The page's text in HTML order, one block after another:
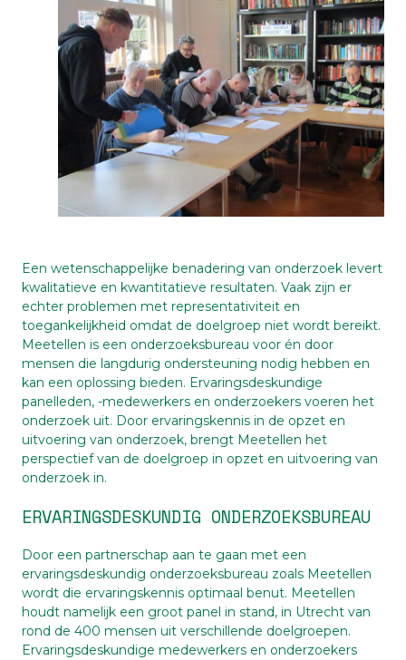
Een wetenschappelijke benadering van onderzoek levert
kwalitatieve en kwantitatieve resultaten. Vaak zijn er
echter problemen met representativiteit en
toegankelijkheid omdat de doelgroep niet wordt bereikt.
Meetellen is een onderzoeksbureau voor én door
mensen die langdurig ondersteuning nodig hebben en
kan een oplossing bieden. Ervaringsdeskundige
panelleden, -medewerkers en onderzoekers voeren het
onderzoek uit. Door ervaringskennis in de opzet en
uitvoering van onderzoek, brengt Meetellen het
perspectief van de doelgroep in opzet en uitvoering van
onderzoek in.
ERVARINGSDESKUNDIG ONDERZOEKSBUREAU
Door een partnerschap aan te gaan met een
ervaringsdeskundig onderzoeksbureau zoals Meetellen
wordt die ervaringskennis optimaal benut. Meetellen
houdt namelijk een groot panel in stand, in Utrecht van
rond de 400 mensen uit verschillende doelgroepen.
Ervaringsdeskundige medewerkers en onderzoekers